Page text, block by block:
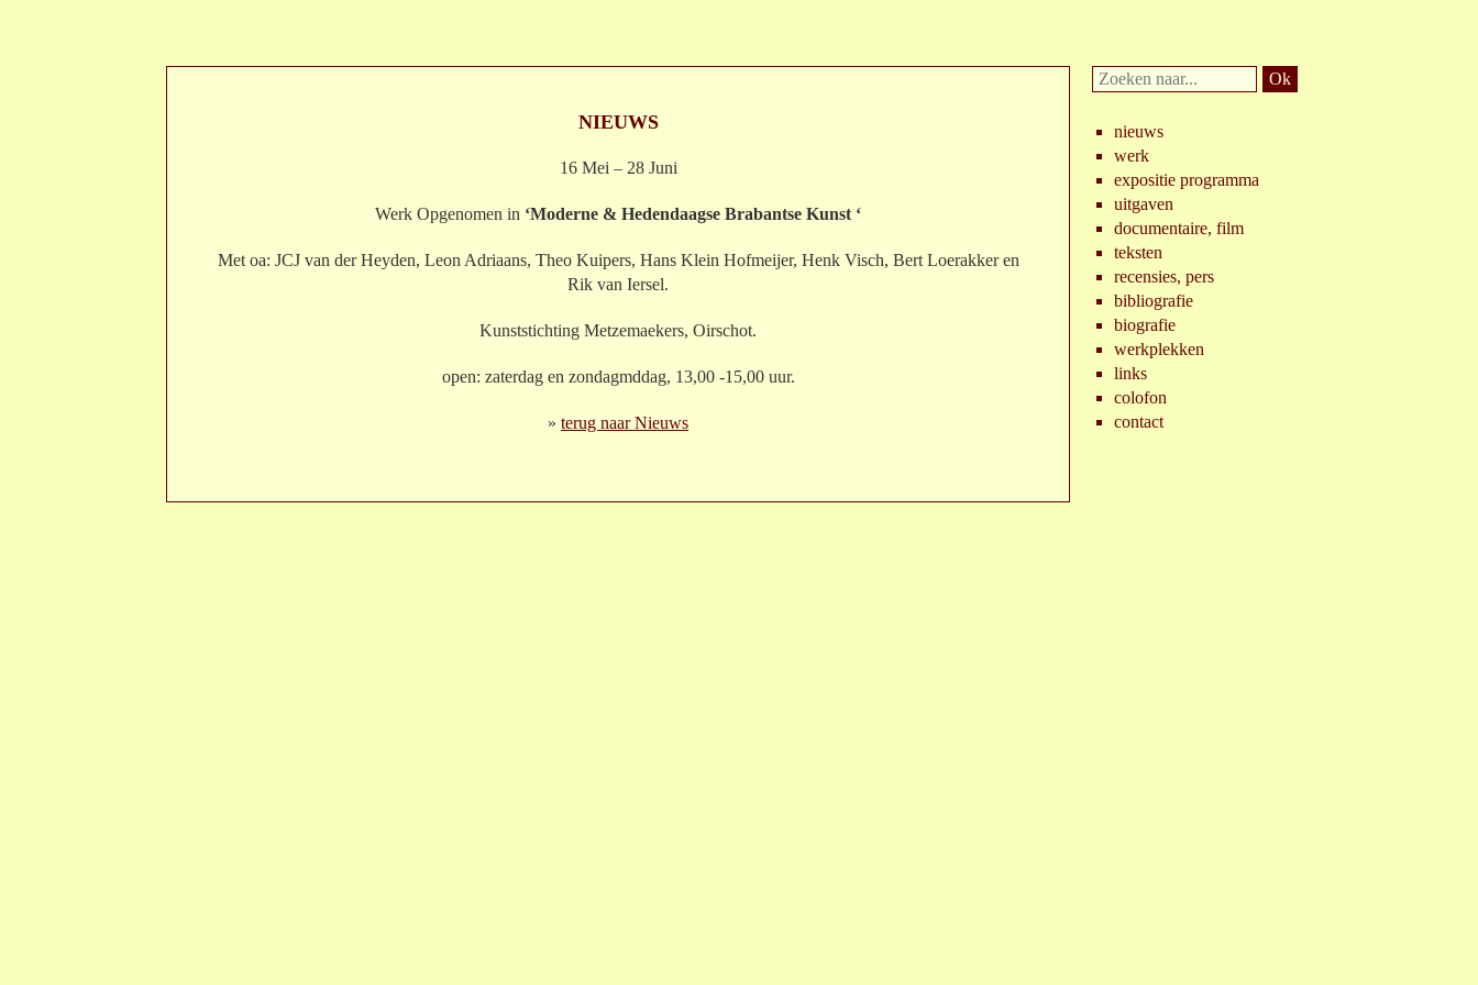
NIEUWS
16 Mei – 28 Juni
Werk Opgenomen in ‘Moderne & Hedendaagse Brabantse Kunst ‘
Met oa: JCJ van der Heyden, Leon Adriaans, Theo Kuipers, Hans Klein Hofmeijer, Henk Visch, Bert Loerakker en
Rik van Iersel.
Kunststichting Metzemaekers, Oirschot.
open: zaterdag en zondagmddag, 13,00 -15,00 uur.
» terug naar Nieuws
Doorzoek
website:
nieuws
werk
expositie programma
uitgaven
documentaire, film
teksten
recensies, pers
bibliografie
biografie
werkplekken
links
colofon
contact